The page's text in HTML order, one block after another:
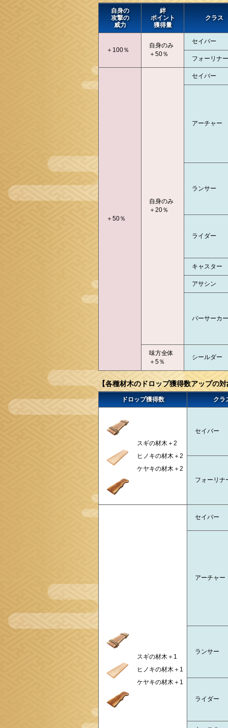
自身の
攻撃の
威力
絆
ポイント
獲得量
クラス
＋100％
自身のみ
＋50％
セイバー
フォーリナー
＋50％
自身のみ
＋20％
セイバー
アーチャー
ランサー
ライダー
キャスター
アサシン
バーサーカー
味方全体
＋5％
シールダー
【各種材木のドロップ獲得数アップの
ドロップ獲得数 クラ
スギの材木＋2
ヒノキの材木＋2
ケヤキの材木＋2
セイバー
フォーリナ
スギの材木＋1
ヒノキの材木＋1
ケヤキの材木＋1
セイバー
アーチャー
ランサー
ライダー